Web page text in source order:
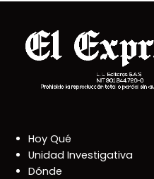
Hoy Qué
Unidad Investigativa
Dónde